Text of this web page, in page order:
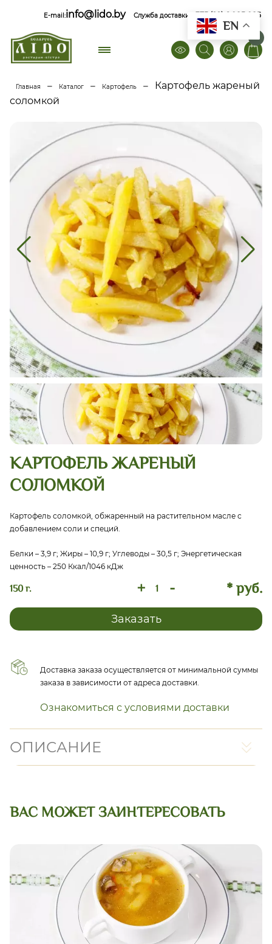
E-mail:info@lido.by Служба доставки +375 (29) 6 085 085
0
Главная – Каталог – Картофель –
Картофель жареный
соломкой
КАРТОФЕЛЬ ЖАРЕНЫЙ
СОЛОМКОЙ
Картофель соломкой, обжаренный на растительном масле с
добавлением соли и специй.
Белки – 3,9 г; Жиры – 10,9 г; Углеводы – 30,5 г; Энергетическая
ценность – 250 Ккал/1046 кДж
150 г. + - * руб.
Заказать
Доставка заказа осуществляется от минимальной суммы
заказа в зависимости от адреса доставки.
Ознакомиться с условиями доставки
ОПИСАНИЕ
ВАС МОЖЕТ ЗАИНТЕРЕСОВАТЬ
EN